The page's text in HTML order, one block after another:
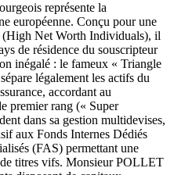
représente la
européenne. Conçu pour une
(High Net Worth Individuals), il
de résidence du souscripteur
inégalé : le fameux « Triangle
légalement les actifs du
accordant au
premier rang (« Super
dans sa gestion multidevises,
aux Fonds Internes Dédiés
(FAS) permettant une
titres vifs. Monsieur POLLET